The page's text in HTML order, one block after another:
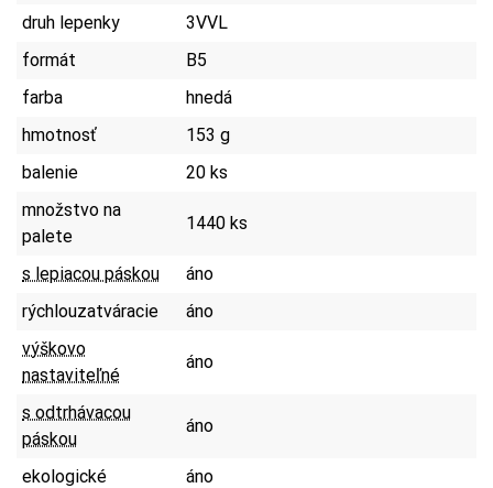
druh lepenky
3VVL
formát
B5
farba
hnedá
hmotnosť
153 g
balenie
20 ks
množstvo na
palete
1440 ks
s lepiacou páskou
áno
rýchlouzatváracie
áno
výškovo
nastaviteľné
áno
s odtrhávacou
páskou
áno
ekologické
áno